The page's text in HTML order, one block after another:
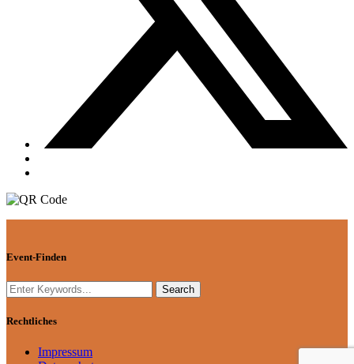
Event-Finden
Rechtliches
Impressum